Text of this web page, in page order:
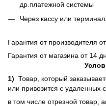
др.платежной системы
Через кассу или терминал.
Гарантия от производителя
Гарантия от магазина от 14
Условия
1) Товар, который
или привозится с удаленных
в том числе отрезной товар,